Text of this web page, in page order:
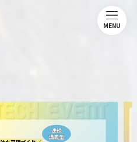
MENU
NEWS